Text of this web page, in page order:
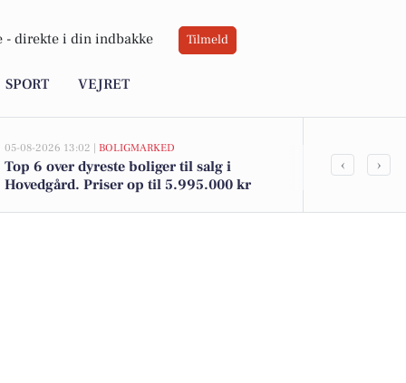
- direkte i din indbakke Tilmeld
SPORT VEJRET
05-08-2026 13:02 | BOLIGMARKED
Top 6 over dyreste boliger til salg i
Hovedgård. Priser op til 5.995.000 kr
Danmarks
‹ ›